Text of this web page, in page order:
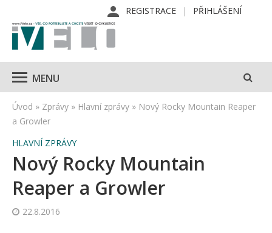
REGISTRACE PŘIHLÁŠENÍ
MENU
Úvod » Zprávy » Hlavní zprávy » Nový Rocky Mountain Reaper
a Growler
HLAVNÍ ZPRÁVY
Nový Rocky Mountain
Reaper a Growler
22.8.2016